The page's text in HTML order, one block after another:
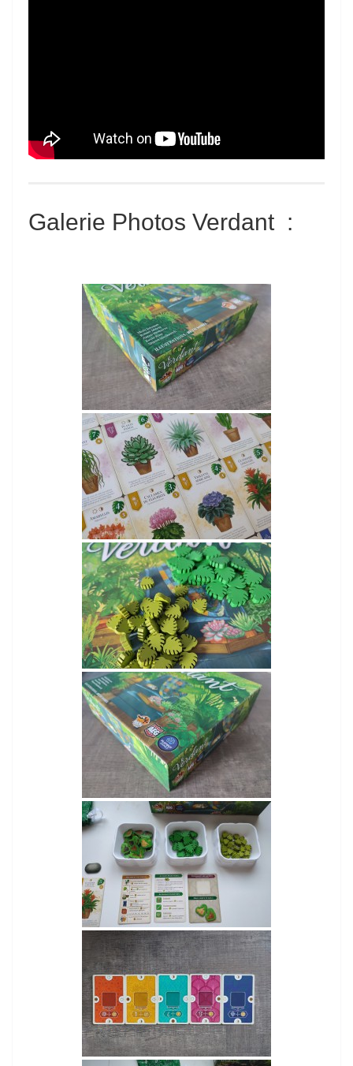
Galerie Photos Verdant :